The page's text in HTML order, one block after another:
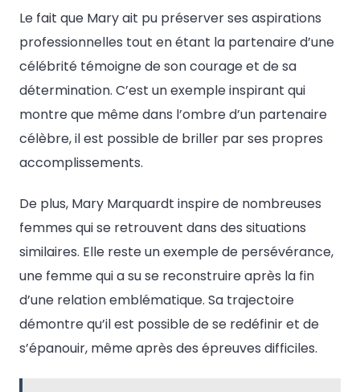
Le fait que Mary ait pu préserver ses aspirations
professionnelles tout en étant la partenaire d’une
célébrité témoigne de son courage et de sa
détermination. C’est un exemple inspirant qui
montre que même dans l’ombre d’un partenaire
célèbre, il est possible de briller par ses propres
accomplissements.
De plus, Mary Marquardt inspire de nombreuses
femmes qui se retrouvent dans des situations
similaires. Elle reste un exemple de persévérance,
une femme qui a su se reconstruire après la fin
d’une relation emblématique. Sa trajectoire
démontre qu’il est possible de se redéfinir et de
s’épanouir, même après des épreuves difficiles.